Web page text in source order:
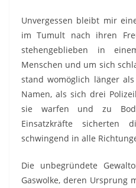
Unvergessen bleibt mir
im Tumult nach ihren
stehengeblieben in
Menschen und um sich
stand womöglich länger
Namen, als sich drei
sie warfen und zu
Einsatzkräfte sicherten
schwingend in alle
Die unbegründete
Gaswolke, deren Ursprung